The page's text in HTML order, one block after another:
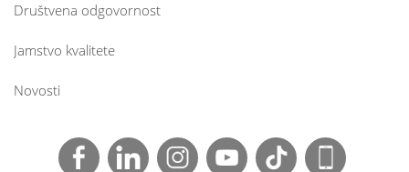
Društvena odgovornost
Jamstvo kvalitete
Novosti